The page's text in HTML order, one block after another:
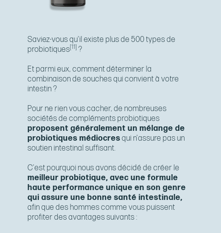
Saviez-vous qu'il existe plus de 500 types de
probiotiques[11] ?
Et parmi eux, comment déterminer la
combinaison de souches qui convient à votre
intestin ?
Pour ne rien vous cacher, de nombreuses
sociétés de compléments probiotiques
proposent généralement un mélange de
probiotiques médiocres qui n'assure pas un
soutien intestinal suffisant.
C'est pourquoi nous avons décidé de créer le
meilleur probiotique, avec une formule
haute performance unique en son genre
qui assure une bonne santé intestinale,
afin que des hommes comme vous puissent
profiter des avantages suivants :